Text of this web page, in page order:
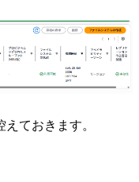
ておきます。